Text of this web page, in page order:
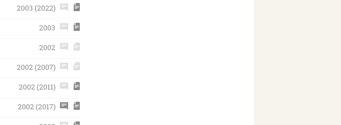
2003 (2022)
2003
2002
2002 (2007)
2002 (2011)
2002 (2017)